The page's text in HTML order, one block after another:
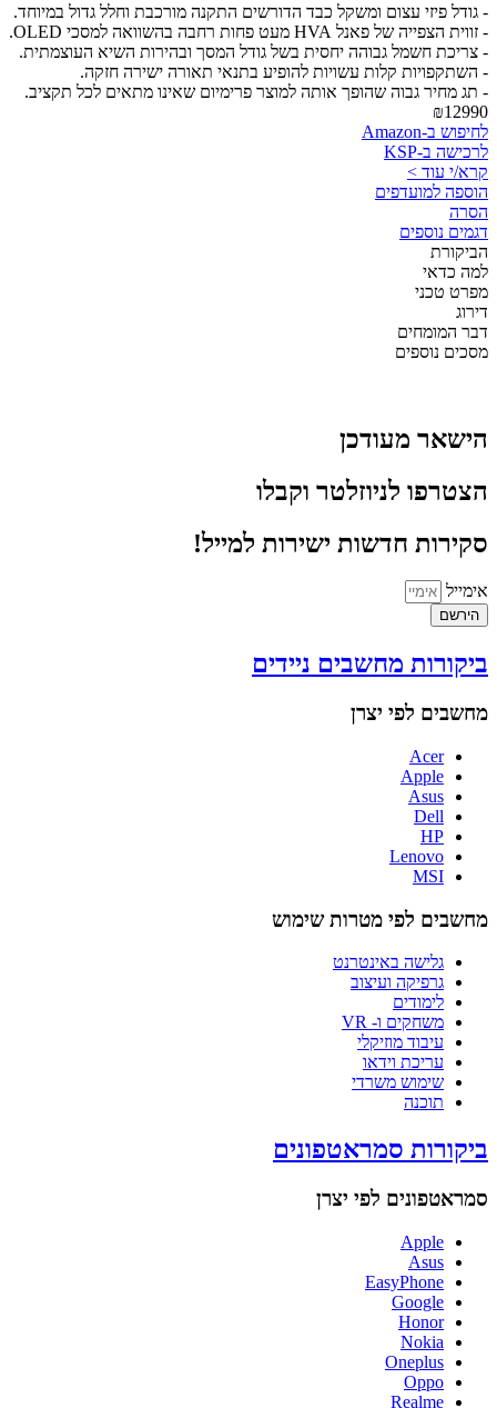
- גודל פיזי עצום ומשקל כבד הדורשים התקנה מורכבת וחלל גדול במיוחד.
- זווית הצפייה של פאנל HVA מעט פחות רחבה בהשוואה למסכי OLED.
- צריכת חשמל גבוהה יחסית בשל גודל המסך ובהירות השיא העוצמתית.
- השתקפויות קלות עשויות להופיע בתנאי תאורה ישירה חזקה.
- תג מחיר גבוה שהופך אותה למוצר פרימיום שאינו מתאים לכל תקציב.
₪12990
לחיפוש ב-Amazon
לרכישה ב-KSP
קרא/י עוד >
הוספה למועדפים
הסרה
דגמים נוספים
הביקורת
למה כדאי
מפרט טכני
דירוג
דבר המומחים
מסכים נוספים
הישאר מעודכן
הצטרפו לניוזלטר וקבלו
סקירות חדשות ישירות למייל!
אימייל
הירשם
ביקורות מחשבים ניידים
מחשבים לפי יצרן
Acer
Apple
Asus
Dell
HP
Lenovo
MSI
מחשבים לפי מטרות שימוש
גלישה באינטרנט
גרפיקה ועיצוב
לימודים
משחקים ו- VR
עיבוד מוזיקלי
עריכת וידאו
שימוש משרדי
תוכנה
ביקורות סמראטפונים
סמראטפונים לפי יצרן
Apple
Asus
EasyPhone
Google
Honor
Nokia
Oneplus
Oppo
Realme